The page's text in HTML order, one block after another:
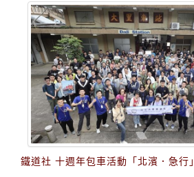
鐵道社 十週年包車活動「北濱．急行」